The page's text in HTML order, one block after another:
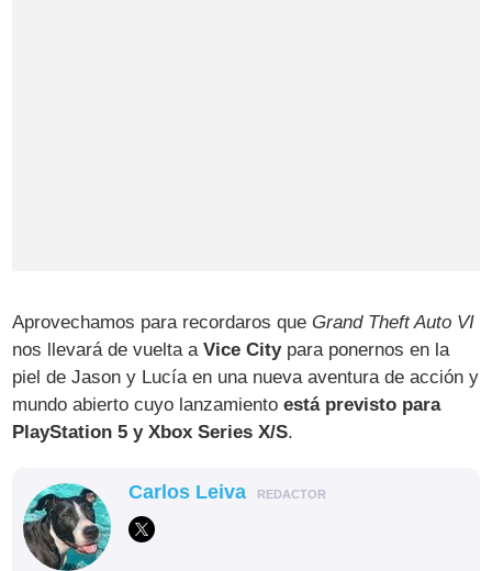
Aprovechamos para recordaros queGrand Theft Auto VI
nos llevará de vuelta aVice Citypara ponernos en la
piel de Jason y Lucía en una nueva aventura de acción y
mundo abierto cuyo lanzamientoestá previsto para
PlayStation 5 y Xbox Series X/S.
Carlos Leiva REDACTOR